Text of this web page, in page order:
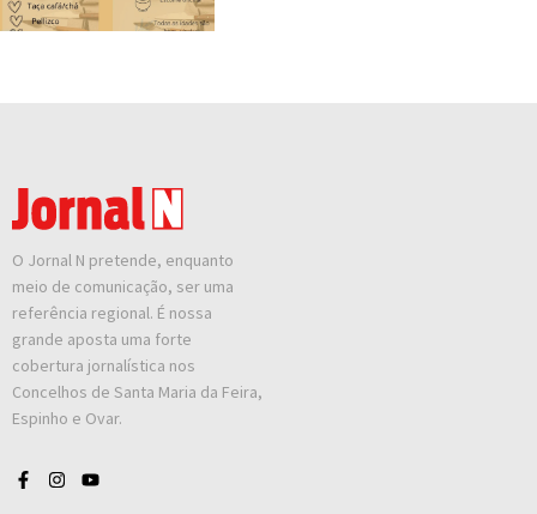
O Jornal N pretende, enquanto
meio de comunicação, ser uma
referência regional. É nossa
grande aposta uma forte
cobertura jornalística nos
Concelhos de Santa Maria da Feira,
Espinho e Ovar.